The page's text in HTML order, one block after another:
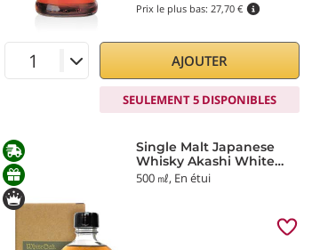
Prix le plus bas:27,70 €
AJOUTER
SEULEMENT 5 DISPONIBLES
Single Malt Japanese
Whisky Akashi White
Oak
500 ㎖, En étui